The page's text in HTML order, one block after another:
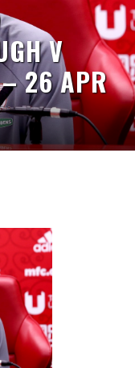
V
– 26 APR